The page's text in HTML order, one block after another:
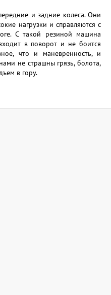
и задние колеса. Они
нагрузки и справляются с
С такой резиной машина
в поворот и не боится
что и маневренность, и
не страшны грязь, болота,
в гору.